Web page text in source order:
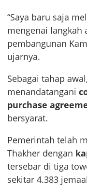
“Saya baru saja
mengenai langkah
pembangunan
ujarnya.
Sebagai tahap
menandatangani
purchase
bersyarat.
Pemerintah telah
Thakher dengan
tersebar di tiga
sekitar 4.383